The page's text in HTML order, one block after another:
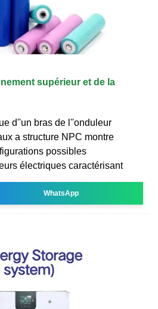
supérieur et de la
d''un bras de l''onduleur
a structure NPC montre
possibles
électriques caractérisant
WhatsApp